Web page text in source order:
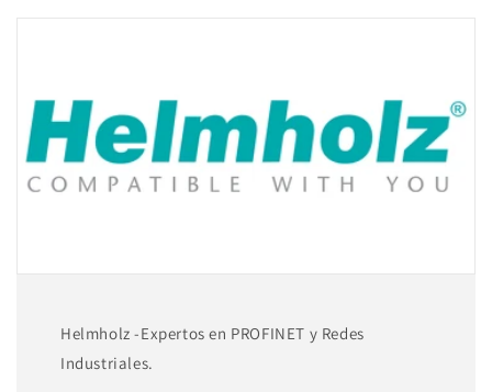
de
cable
solido
y
flexible,
con
7BB50
de
cable
solido
y
flexible,
con
7BB50
Helmholz -Expertos en PROFINET y Redes
Industriales.